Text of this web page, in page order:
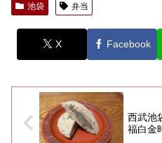
池袋 弁当
X Facebook
西武池
福白金